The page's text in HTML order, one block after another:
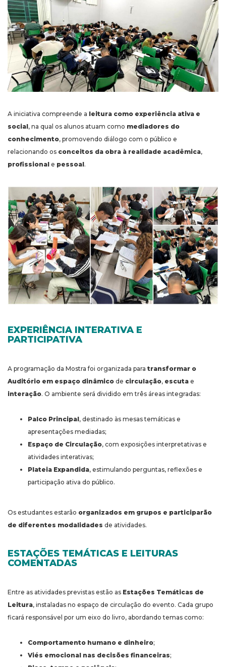
A iniciativa compreende a leitura como experiência ativa e
social, na qual os alunos atuam como mediadores do
conhecimento, promovendo diálogo com o público e
relacionando os conceitos da obra à realidade acadêmica,
profissional e pessoal.
EXPERIÊNCIA INTERATIVA E
PARTICIPATIVA
A programação da Mostra foi organizada para transformar o
Auditório em espaço dinâmico de circulação, escuta e
interação. O ambiente será dividido em três áreas integradas:
Palco Principal, destinado às mesas temáticas e
apresentações mediadas;
Espaço de Circulação, com exposições interpretativas e
atividades interativas;
Plateia Expandida, estimulando perguntas, reflexões e
participação ativa do público.
Os estudantes estarão organizados em grupos e participarão
de diferentes modalidades de atividades.
ESTAÇÕES TEMÁTICAS E LEITURAS
COMENTADAS
Entre as atividades previstas estão as Estações Temáticas de
Leitura, instaladas no espaço de circulação do evento. Cada grupo
ficará responsável por um eixo do livro, abordando temas como:
Comportamento humano e dinheiro;
Viés emocional nas decisões financeiras;